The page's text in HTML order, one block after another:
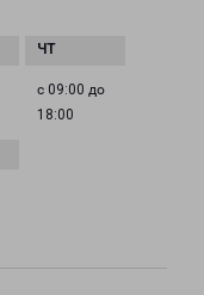
с 09:00 до
18:00